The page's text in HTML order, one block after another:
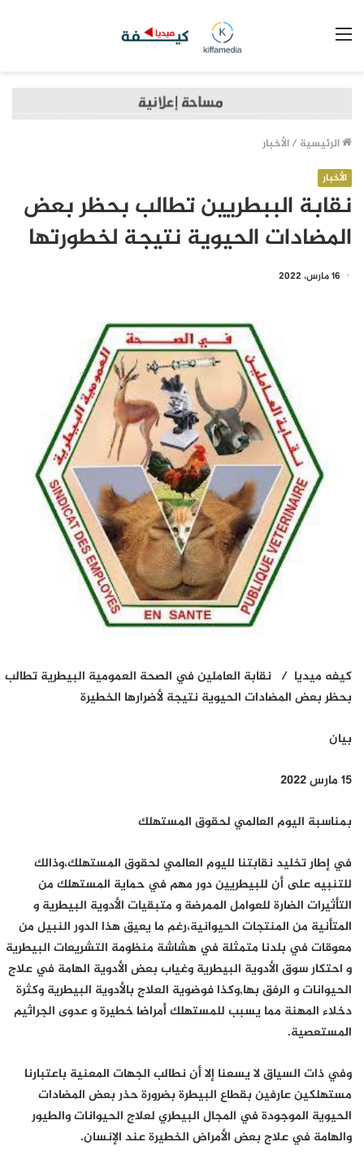
الرئيسية /الأخبار
الأخبار
نقابة الببطريين تطالب بحظر بعض
المضادات الحيوية نتيجة لخطورتها
16 مارس، 2022
كيفه ميديا / نقابة العاملين في الصحة العمومية البيطرية تطالب
بحظر بعض المضادات الحيوية نتيجة لأضرارها الخطيرة
بيان
15 مارس 2022
بمناسبة اليوم العالمي لحقوق المستهلك
في إطار تخليد نقابتنا لليوم العالمي لحقوق المستهلك،وذالك
للتنبيه على أن للبيطريين دور مهم في حماية المستهلك من
التأثيرات الضارة للعوامل الممرضة و متبقيات الأدوية البيطرية و
المتأنية من المنتجات الحيوانية،رغم ما يعيق هذا الدور النبيل من
معوقات في بلدنا متمثلة في هشاشة منظومة التشريعات البيطرية
و احتكار سوق الأدوية البيطرية وغياب بعض الأدوية الهامة في علاج
الحيوانات و الرفق بها,وكذا فوضوية العلاج بالأدوية البيطرية وكثرة
دخلاء المهنة مما يسبب للمستهلك أمراضا خطيرة و عدوى الجراثيم
المستعصية.
وفي ذات السياق لا يسعنا إلا أن نطالب الجهات المعنية باعتبارنا
مستهلكين عارفين بقطاع البيطرة بضرورة حذر بعض المضادات
الحيوية الموجودة في المجال البيطري لعلاج الحيوانات والطيور
والهامة في علاج بعض الأمراض الخطيرة عند الإنسان.